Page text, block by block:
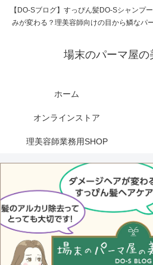
【DO-Sブログ】すっぴん髪DO-Sシャンプ
みが変わる？理美容師向けの目から鱗なパ
場末のパーマ屋の
ホーム
オンラインストア
理美容師業務用SHOP